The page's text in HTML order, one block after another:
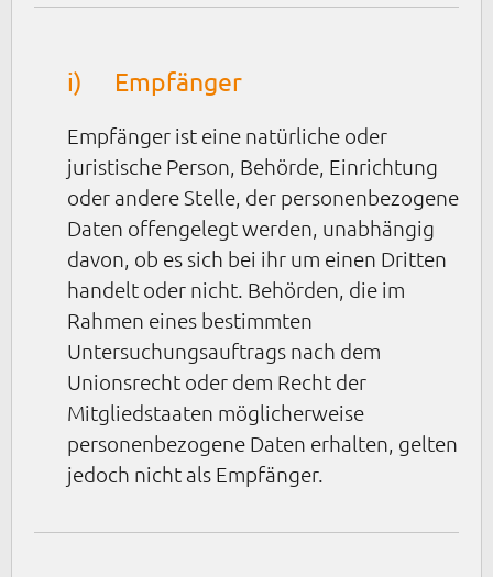
i) Empfänger
Empfänger ist eine natürliche oder
juristische Person, Behörde, Einrichtung
oder andere Stelle, der personenbezogene
Daten offengelegt werden, unabhängig
davon, ob es sich bei ihr um einen Dritten
handelt oder nicht. Behörden, die im
Rahmen eines bestimmten
Untersuchungsauftrags nach dem
Unionsrecht oder dem Recht der
Mitgliedstaaten möglicherweise
personenbezogene Daten erhalten, gelten
jedoch nicht als Empfänger.